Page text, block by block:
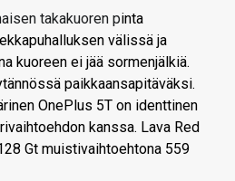
takakuoren pinta
välissä ja
kuoreen ei jää sormenjälkiä.
paikkaansapitäväksi.
OnePlus 5T on identtinen
kanssa. Lava Red
Gt muistivaihtoehtona 559